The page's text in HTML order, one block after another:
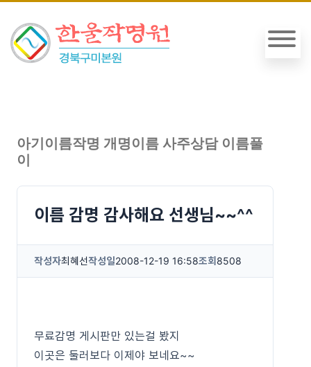
아기이름작명 개명이름 사주상담 이름풀
이
이름 감명 감사해요 선생님~~^^
작성자최혜선작성일2008-12-19 16:58조회 8508
무료감명 게시판만 있는걸 봤지
이곳은 둘러보다 이제야 보네요~~